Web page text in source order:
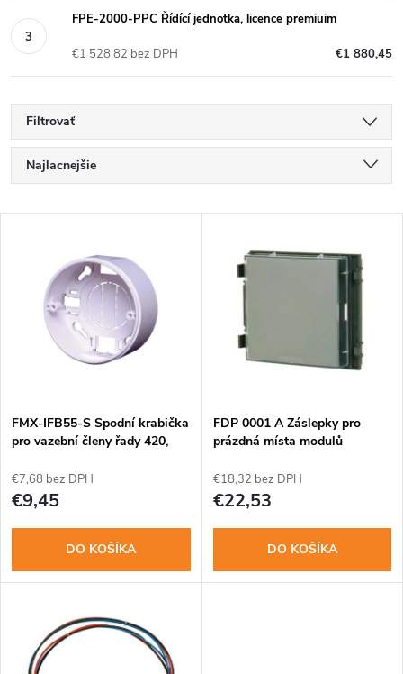
FPE-2000-PPC Řídící jednotka, licence premiuim
€1 880,45
€1 528,82 bez DPH
Filtrovať
R
a
e
p
r
o
u
Najlacnejšie
Abecedne
s
p
r
d
FMX-IFB55-S Spodní krabička
pro vazební členy řady 420,
€7,68 bez DPH
€9,45
DO KOŠÍKA
FDP 0001 A Záslepky pro
prázdná místa modulů
€18,32 bez DPH
€22,53
DO KOŠÍKA